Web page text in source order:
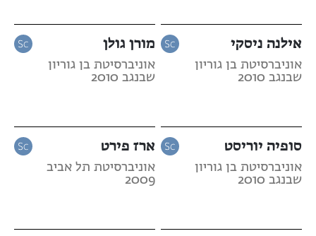
אילנה ניסקי
אוניברסיטת בן גוריון
שבנגב 2010
מורן גולן
אוניברסיטת בן גוריון
שבנגב 2010
סופיה יוריסט
אוניברסיטת בן גוריון
שבנגב 2010
ארז פירט
אוניברסיטת תל אביב
2009